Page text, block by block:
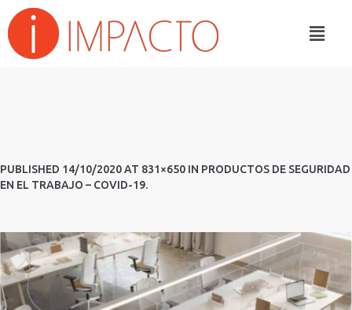
PUBLISHED 14/10/2020AT 831×650 IN PRODUCTOS DE SEGURIDAD
EN EL TRABAJO – COVID-19.